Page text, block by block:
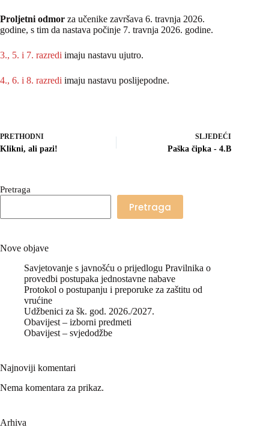
Proljetni odmor za učenike završava 6. travnja 2026.
godine, s tim da nastava počinje 7. travnja 2026. godine.
3., 5. i 7. razredi imaju nastavu ujutro.
4., 6. i 8. razredi imaju nastavu poslijepodne.
PRETHODNI
Klikni, ali pazi!
SLJEDEĆI
Paška čipka - 4.B
Pretraga
Pretraga
Nove objave
Savjetovanje s javnošću o prijedlogu Pravilnika o
provedbi postupaka jednostavne nabave
Protokol o postupanju i preporuke za zaštitu od
vrućine
Udžbenici za šk. god. 2026./2027.
Obavijest – izborni predmeti
Obavijest – svjedodžbe
Najnoviji komentari
Nema komentara za prikaz.
Arhiva